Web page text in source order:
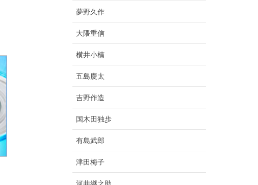
夢野久作
大隈重信
横井小楠
五島慶太
吉野作造
国木田独歩
有島武郎
津田梅子